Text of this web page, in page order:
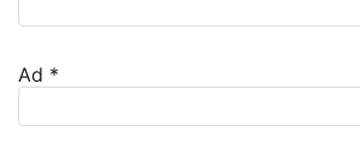
Ad *